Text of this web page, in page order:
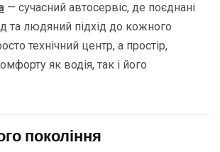
— сучасний автосервіс, де поєднані
та людяний підхід до кожного
технічний центр, а простір,
як водія, так і його
покоління